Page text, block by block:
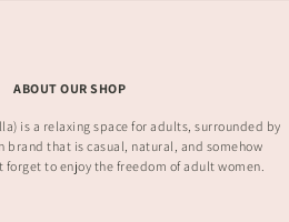
ABOUT OUR SHOP
is a relaxing space for adults, surrounded by
brand that is casual, natural, and somehow
forget to enjoy the freedom of adult women.